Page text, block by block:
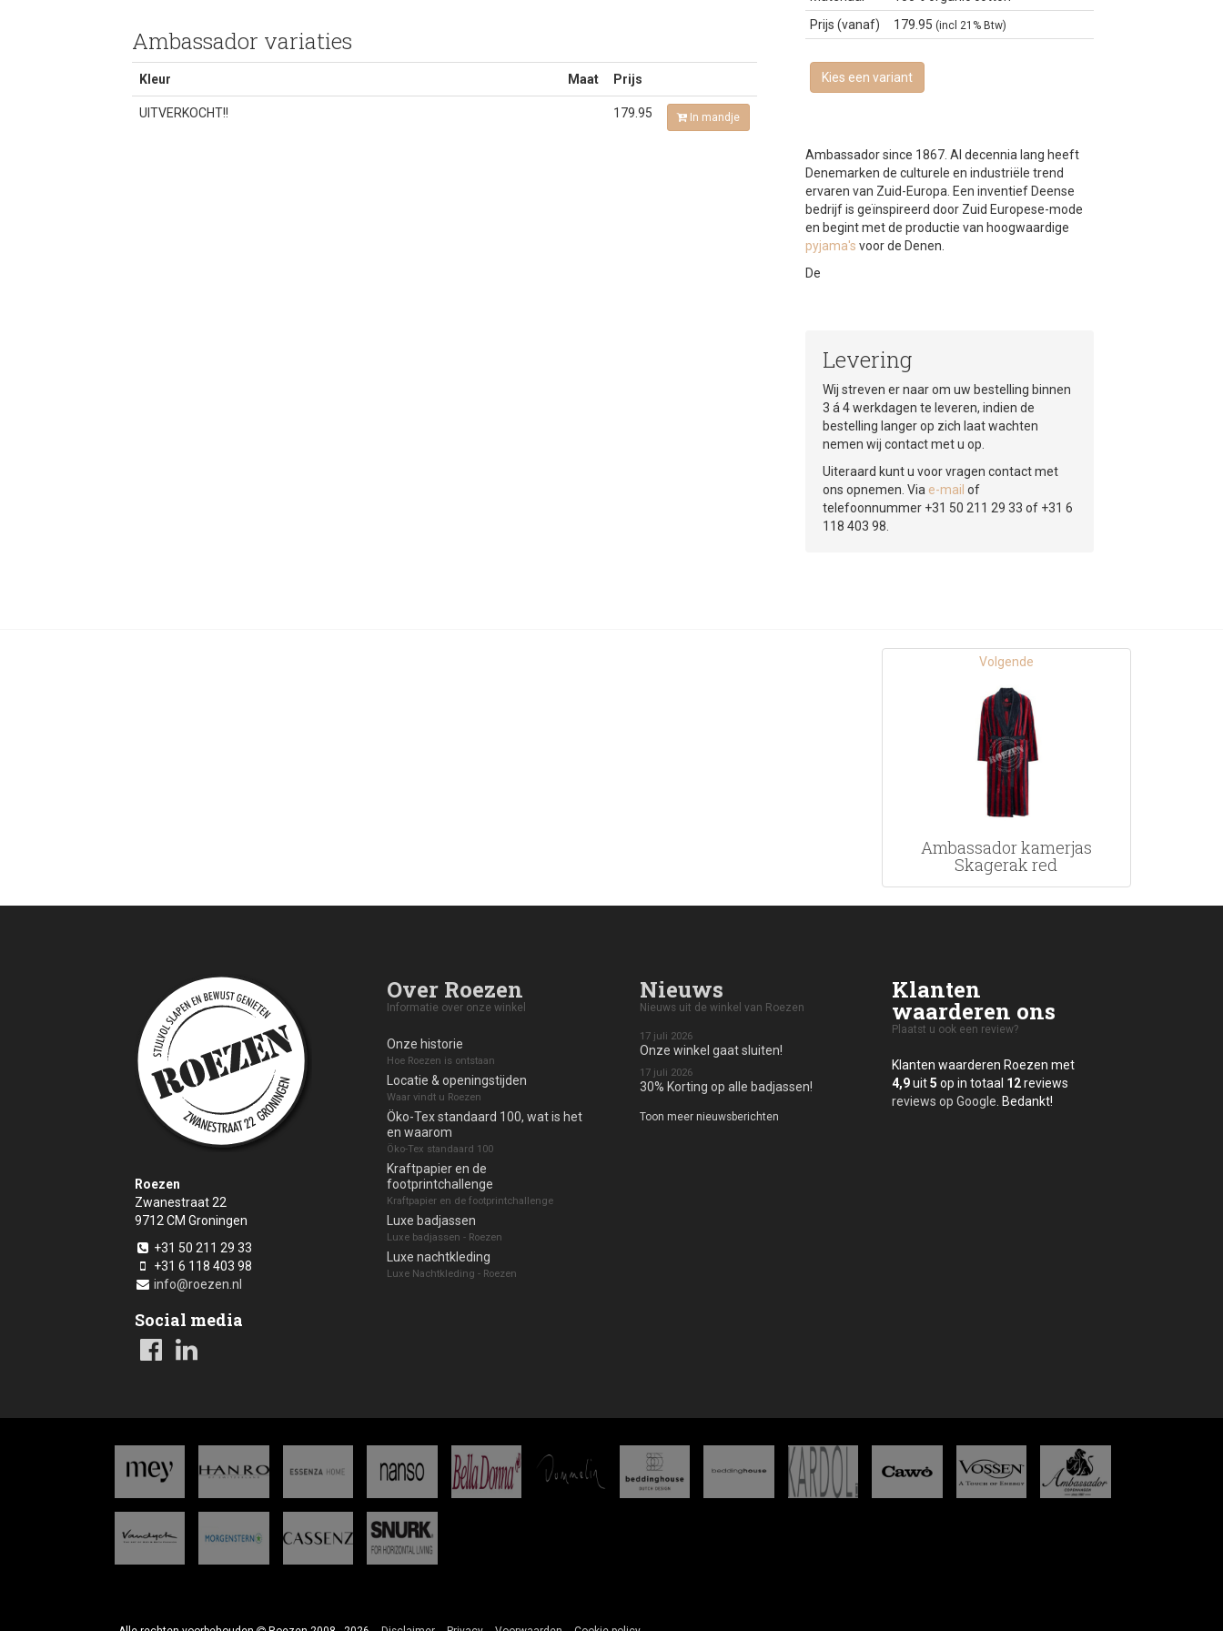
Ambassador variaties
Kleur Maat Prijs
UITVERKOCHT!! 179.95 In mandje
Prijs (vanaf)
179.95 (incl 21% Btw)
Kies een variant
Ambassador since 1867. Al decennia lang heeft
Denemarken de culturele en industriële trend
ervaren van Zuid-Europa. Een inventief Deense
bedrijf is geïnspireerd door Zuid Europese-mode
en begint met de productie van hoogwaardige
pyjama's voor de Denen.
De
Levering
Wij streven er naar om uw bestelling binnen
3 á 4 werkdagen te leveren, indien de
bestelling langer op zich laat wachten
nemen wij contact met u op.
Uiteraard kunt u voor vragen contact met
ons opnemen. Via e-mail of
telefoonnummer +31 50 211 29 33 of +31 6
118 403 98.
Volgende
Ambassador kamerjas
Skagerak red
Roezen
Zwanestraat 22
9712 CM Groningen
+31 50 211 29 33
+31 6 118 403 98
info@roezen.nl
Social media
Over Roezen
Informatie over onze winkel
Onze historie
Hoe Roezen is ontstaan
Locatie & openingstijden
Waar vindt u Roezen
Öko-Tex standaard 100, wat is het
en waarom
Öko-Tex standaard 100
Kraftpapier en de
footprintchallenge
Kraftpapier en de footprintchallenge
Luxe badjassen
Luxe badjassen - Roezen
Luxe nachtkleding
Luxe Nachtkleding - Roezen
Nieuws
Nieuws uit de winkel van Roezen
17 juli 2026
Onze winkel gaat sluiten!
17 juli 2026
30% Korting op alle badjassen!
Toon meer nieuwsberichten
Klanten
waarderen ons
Plaatst u ook een review?
Klanten waarderen Roezen met
4,9uit5 op in totaal 12reviews
reviews op Google . Bedankt!